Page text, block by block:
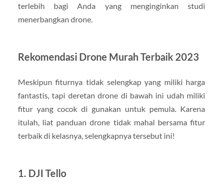
terlebih bagi Anda yang menginginkan studi
menerbangkan drone.
Rekomendasi Drone Murah Terbaik 2023
Meskipun fiturnya tidak selengkap yang miliki harga
fantastis, tapi deretan drone di bawah ini udah miliki
fitur yang cocok di gunakan untuk pemula. Karena
itulah, liat panduan drone tidak mahal bersama fitur
terbaik di kelasnya, selengkapnya tersebut ini!
1. DJI Tello